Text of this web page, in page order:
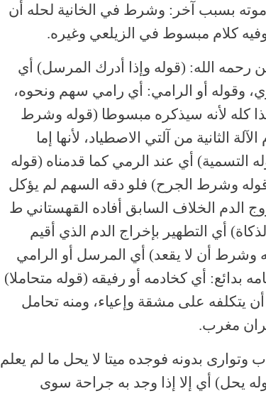
موته بسبب آخر: وشرط في الخانية لحله أن
كلام مبسوط في الزيلعي وغيره.
رحمه الله: (قوله وإذا أدرك المرسل) أي
وقوله أو الرامي: أي رامي سهم ونحوه،
كله لأنه سيذكره مبسوطا (قوله وشرط
الثانية من آلتي الاصطياد، لأنها إما
التسمية) أي عند الرمي كما قدمناه (قوله
وشرط الجرح) فلو دقه السهم لم يؤكل
الدم الخلاف السابق أفاده القهستاني ط
أي التطهير بإخراج الدم الذي أقيم
وشرط أن لا يقعد) أي المرسل أو الرامي
بدائع: أي كخادمه أو رفيقه (قوله متحاملا)
يتكلفه على مشقة وإعياء، ومنه تحامل
مغرب.
وتوارى بدونه فوجده ميتا لا يحل ما لم يعلم
يحل) أي إلا إذا وجد به جراحة سوى